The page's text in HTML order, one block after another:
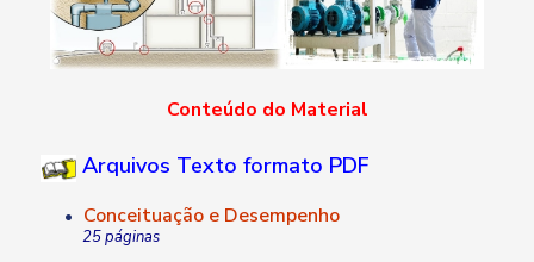
Conteúdo do Material
Arquivos Texto formato PDF
• Conceituação e Desempenho
25 páginas